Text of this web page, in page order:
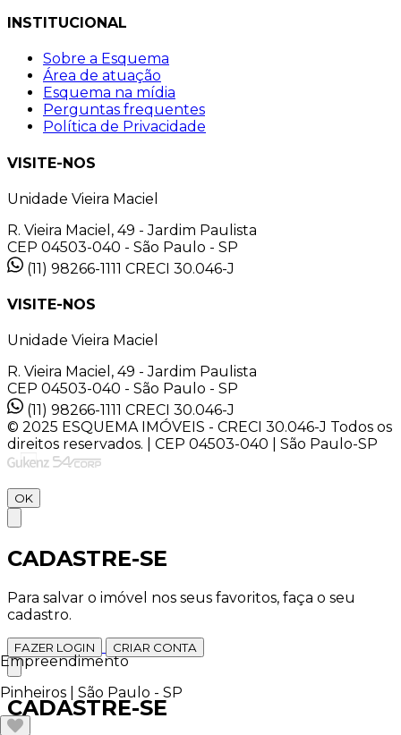
Empreendimento
Pinheiros | São Paulo - SP
INSTITUCIONAL
Sobre a Esquema
Área de atuação
Esquema na mídia
Perguntas frequentes
Política de Privacidade
VISITE-NOS
Unidade Vieira Maciel
R. Vieira Maciel, 49 - Jardim Paulista
CEP 04503-040 - São Paulo - SP
(11) 98266-1111 CRECI 30.046-J
VISITE-NOS
Unidade Vieira Maciel
R. Vieira Maciel, 49 - Jardim Paulista
CEP 04503-040 - São Paulo - SP
(11) 98266-1111 CRECI 30.046-J
© 2025 ESQUEMA IMÓVEIS - CRECI 30.046-J Todos os
direitos reservados. | CEP 04503-040 | São Paulo-SP
OK
CADASTRE-SE
Para salvar o imóvel nos seus favoritos, faça o seu
cadastro.
FAZER LOGIN CRIAR CONTA
CADASTRE-SE